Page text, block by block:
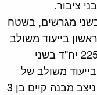
ציבור.
מגרשים, בשטח
הראשון בייעוד משולב
למגורים, מסחר ותעסוקה, הכולל 225 יח"ד בשני
משולב של
מסחר, תעסוקה ומבני ציבור, עליו ניצב מבנה קיים בן 3